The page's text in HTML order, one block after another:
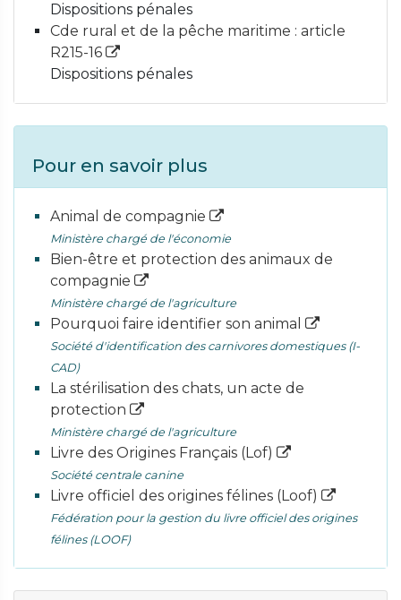
Dispositions pénales
Cde rural et de la pêche maritime : article
R215-16
Dispositions pénales
Pour en savoir plus
Animal de compagnie
Ministère chargé de l'économie
Bien-être et protection des animaux de
compagnie
Ministère chargé de l'agriculture
Pourquoi faire identifier son animal
Société d'identification des carnivores domestiques (I-
CAD)
La stérilisation des chats, un acte de
protection
Ministère chargé de l'agriculture
Livre des Origines Français (Lof)
Société centrale canine
Livre officiel des origines félines (Loof)
Fédération pour la gestion du livre officiel des origines
félines (LOOF)